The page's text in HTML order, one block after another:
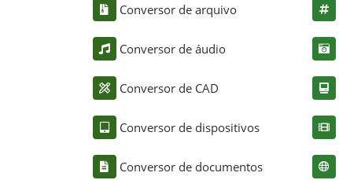
Conversor de arquivo
Conversor de áudio
Conversor de CAD
Conversor de dispositivos
Conversor de documentos